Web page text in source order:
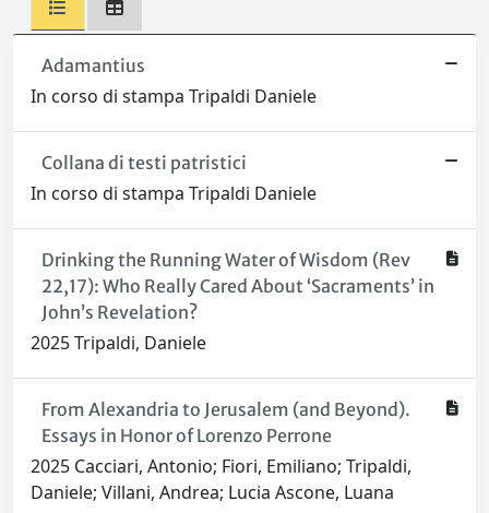
Adamantius
In corso di stampa Tripaldi Daniele
Collana di testi patristici
In corso di stampa Tripaldi Daniele
Drinking the Running Water of Wisdom (Rev
22,17): Who Really Cared About ‘Sacraments’ in
John’s Revelation?
2025 Tripaldi, Daniele
From Alexandria to Jerusalem (and Beyond).
Essays in Honor of Lorenzo Perrone
2025 Cacciari, Antonio; Fiori, Emiliano; Tripaldi,
Daniele; Villani, Andrea; Lucia Ascone, Luana